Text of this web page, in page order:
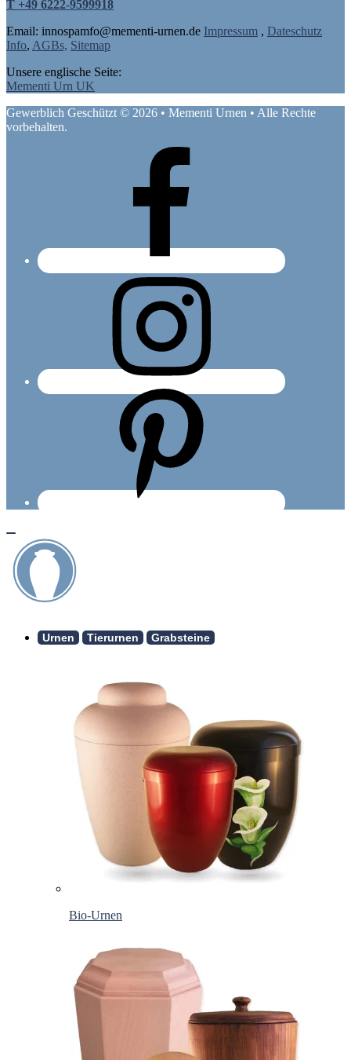
T +49 6222-9599918
Email: innospamfo@mementi-urnen.de Impressum , Dateschutz
Info, AGBs, Sitemap
Unsere englische Seite:
Mementi Urn UK
Gewerblich Geschützt © 2026 • Mementi Urnen • Alle Rechte
vorbehalten.
Urnen Tierurnen Grabsteine
Bio-Urnen